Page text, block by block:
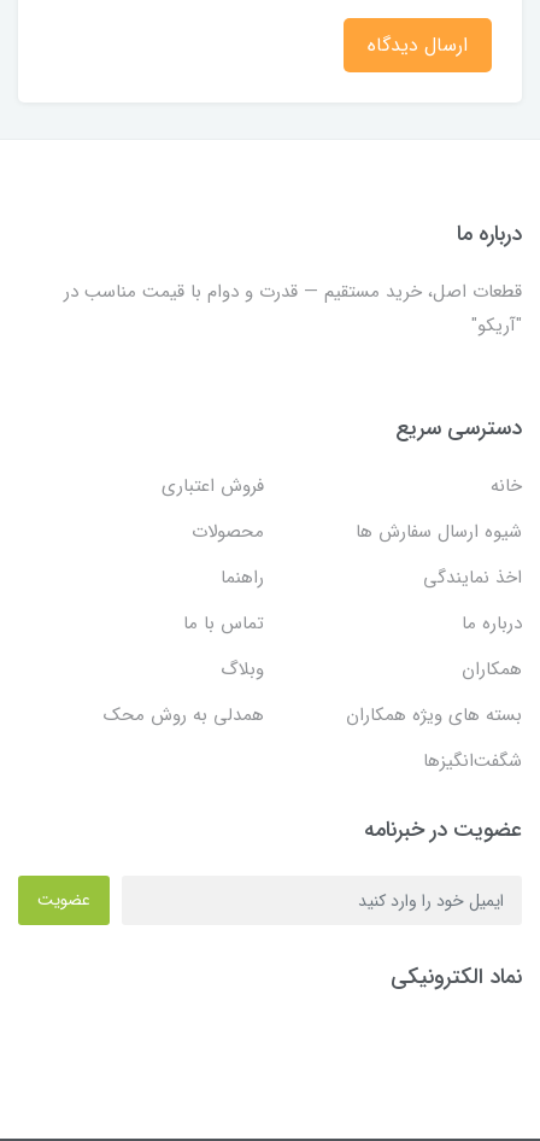
ارسال دیدگاه
درباره ما
قطعات اصل، خرید مستقیم — قدرت و دوام با قیمت مناسب در
"آریکو"
دسترسی سریع
خانه
فروش اعتباری
شیوه ارسال سفارش ها
محصولات
اخذ نمایندگی
راهنما
درباره ما
تماس با ما
همکاران
وبلاگ
بسته های ویژه همکاران
همدلی به روش محک
شگفت‌انگیزها
عضویت در خبرنامه
عضویت
نماد الکترونیکی